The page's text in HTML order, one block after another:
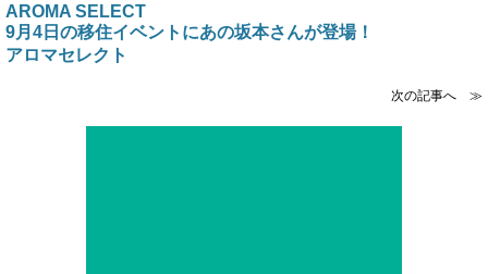
AROMA SELECT
9月4日の移住イベントにあの坂本さんが登場！
アロマセレクト
次の記事へ ≫